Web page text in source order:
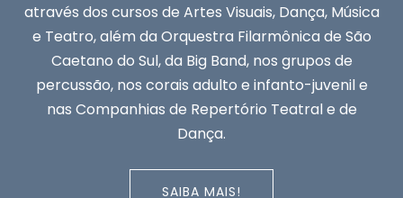
através dos cursos de Artes Visuais, Dança, Música
e Teatro, além da Orquestra Filarmônica de São
Caetano do Sul, da Big Band, nos grupos de
percussão, nos corais adulto e infanto-juvenil e
nas Companhias de Repertório Teatral e de
Dança.
SAIBA MAIS!